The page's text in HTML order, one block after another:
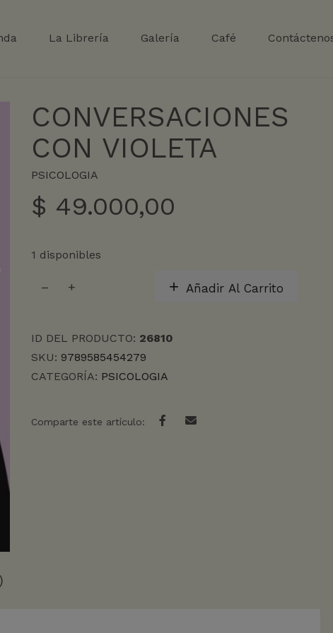
La Librería Galería Café
CONVERSACIONES
CON VIOLETA
PSICOLOGIA
$ 49.000,00
1 disponibles
CON
Añadir Al Carrito
ID DEL PRODUCTO: 26810
SKU: 9789585454279
CATEGORÍA: PSICOLOGIA
Comparte este artículo: